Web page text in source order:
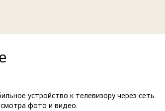
устройство к телевизору через сеть
фото и видео.